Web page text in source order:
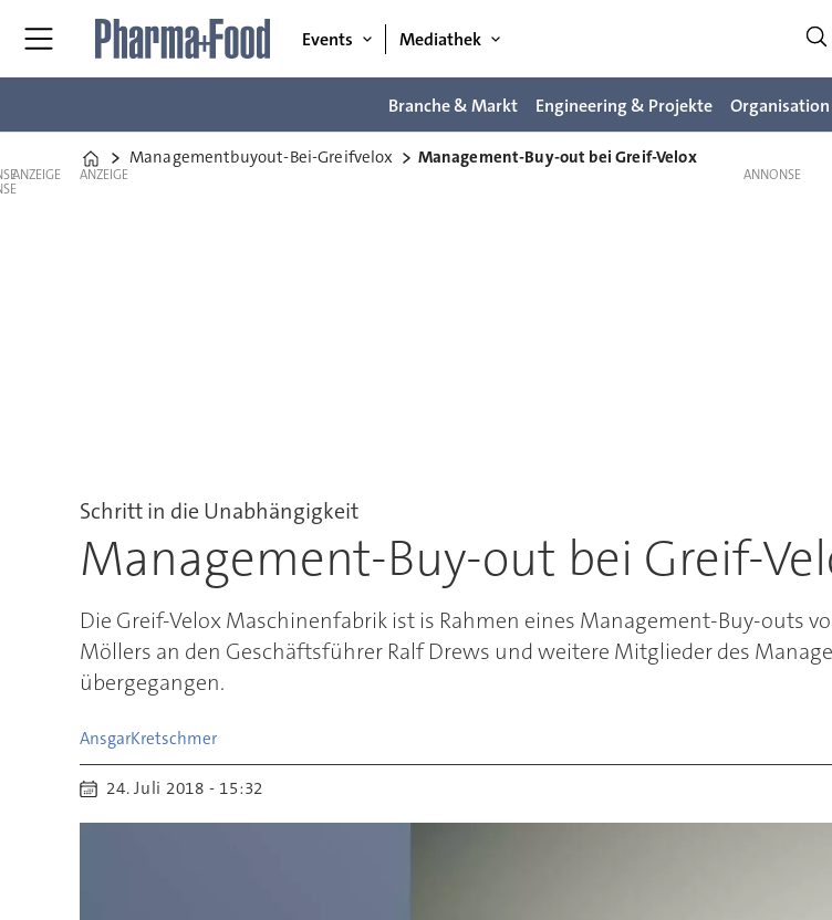
Events Mediathek
Branche & Markt Engineering & Projekte Organisation
Home
Managementbuyout-Bei-Greifvelox Management-Buy-out bei Greif-Velox
ANZEIGE ANZEIGE
Schritt in die Unabhängigkeit
Management-Buy-out bei Greif-
Die Greif-Velox Maschinenfabrik ist is Rahmen eines Management-Buy-outs
Möllers an den Geschäftsführer Ralf Drews und weitere Mitglieder des
übergegangen.
AnsgarKretschmer
24. Juli 2018 - 15:32